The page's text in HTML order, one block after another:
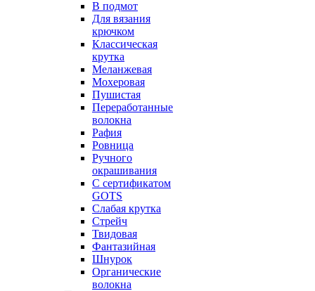
В подмот
Для вязания
крючком
Классическая
крутка
Меланжевая
Мохеровая
Пушистая
Переработанные
волокна
Рафия
Ровница
Ручного
окрашивания
С сертификатом
GOTS
Слабая крутка
Стрейч
Твидовая
Фантазийная
Шнурок
Органические
волокна